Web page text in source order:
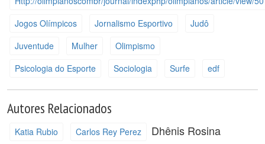
Jogos Olímpicos
Jornalismo Esportivo
Judô
Juventude
Mulher
Olimpismo
Psicologia do Esporte
Sociologia Surfe edf
Autores Relacionados
Katia Rubio Carlos Rey Perez Dhênis Rosina